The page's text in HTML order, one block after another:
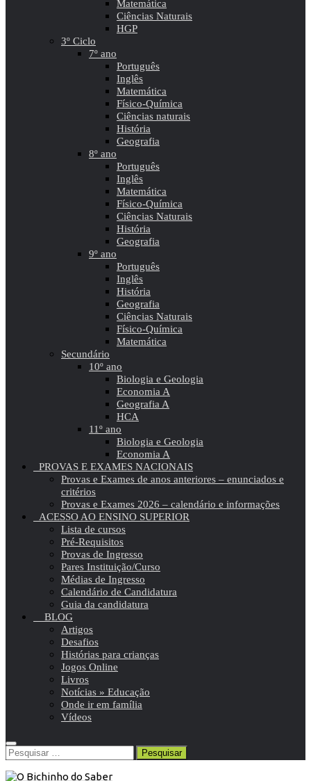
Matemática
Ciências Naturais
HGP
3º Ciclo
7º ano
Português
Inglês
Matemática
Físico-Química
Ciências naturais
História
Geografia
8º ano
Português
Inglês
Matemática
Físico-Química
Ciências Naturais
História
Geografia
9º ano
Português
Inglês
História
Geografia
Ciências Naturais
Físico-Química
Matemática
Secundário
10º ano
Biologia e Geologia
Economia A
Geografia A
HCA
11º ano
Biologia e Geologia
Economia A
PROVAS E EXAMES NACIONAIS
Provas e Exames de anos anteriores – enunciados e
critérios
Provas e Exames 2026 – calendário e informações
ACESSO AO ENSINO SUPERIOR
Lista de cursos
Pré-Requisitos
Provas de Ingresso
Pares Instituição/Curso
Médias de Ingresso
Calendário de Candidatura
Guia da candidatura
BLOG
Artigos
Desafios
Histórias para crianças
Jogos Online
Livros
Notícias » Educação
Onde ir em família
Vídeos
Pesquisar
por: